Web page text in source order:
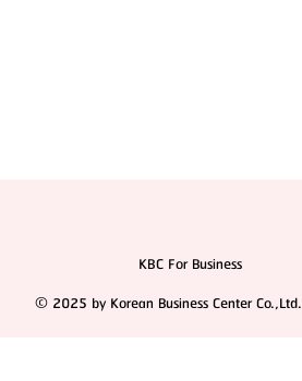
KBC For Business
© 2025 by Korean Business Center Co.,Ltd.